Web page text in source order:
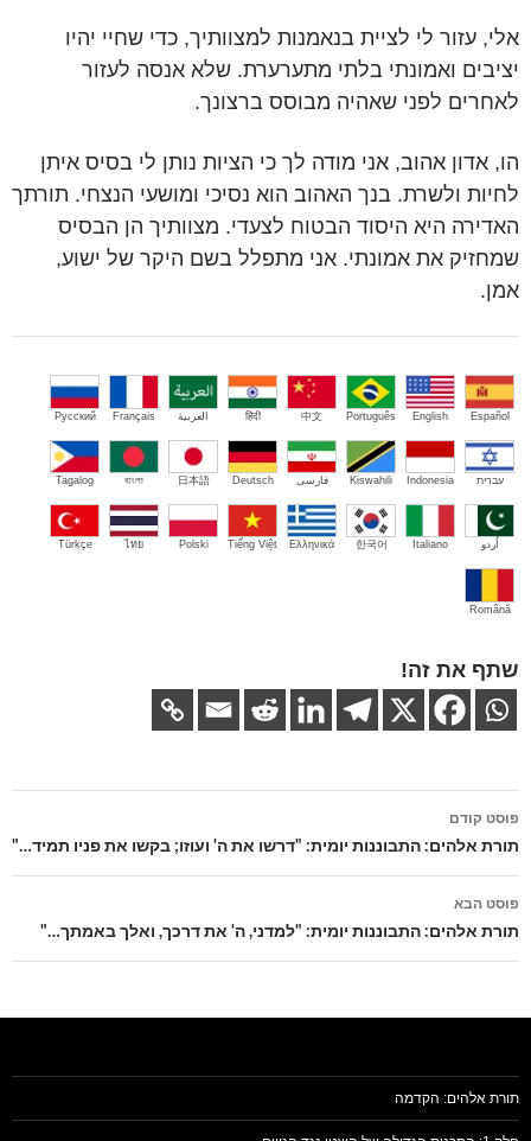
אלי, עזור לי לציית בנאמנות למצוותיך, כדי שחיי יהיו
יציבים ואמונתי בלתי מתערערת. שלא אנסה לעזור
לאחרים לפני שאהיה מבוסס ברצונך.
הו, אדון אהוב, אני מודה לך כי הציות נותן לי בסיס איתן
לחיות ולשרת. בנך האהוב הוא נסיכי ומושעי הנצחי. תורתך
האדירה היא היסוד הבטוח לצעדי. מצוותיך הן הבסיס
שמחזיק את אמונתי. אני מתפלל בשם היקר של ישוע,
אמן.
Español
English
Português
中文
हिंदी العربية Français
Русский
עברית Indonesia
Kiswahili فارسی Deutsch
日本語
বাংলা
Tagalog
اُردو Italiano
한국어
Ελληνικά
Tiếng Việt
Polski
ไทย
Türkçe
Română
שתף את זה!
ניווט
בפוסטים
פוסט קודם
תורת אלהים: התבוננות יומית: "דרשו את ה' ועוזו; בקשו את פניו תמיד…"
פוסט הבא
תורת אלהים: התבוננות יומית: "למדני, ה' את דרכך, ואלך באמתך…"
תורת אלהים: הקדמה